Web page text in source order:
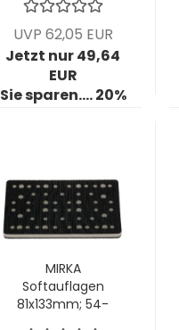
10mm VPE: 5
Stck/Pck
UVP 62,05 EUR
Jetzt nur 49,64
EUR
Sie sparen.... 20%
MIRKA
Softauflagen
81x133mm; 54-